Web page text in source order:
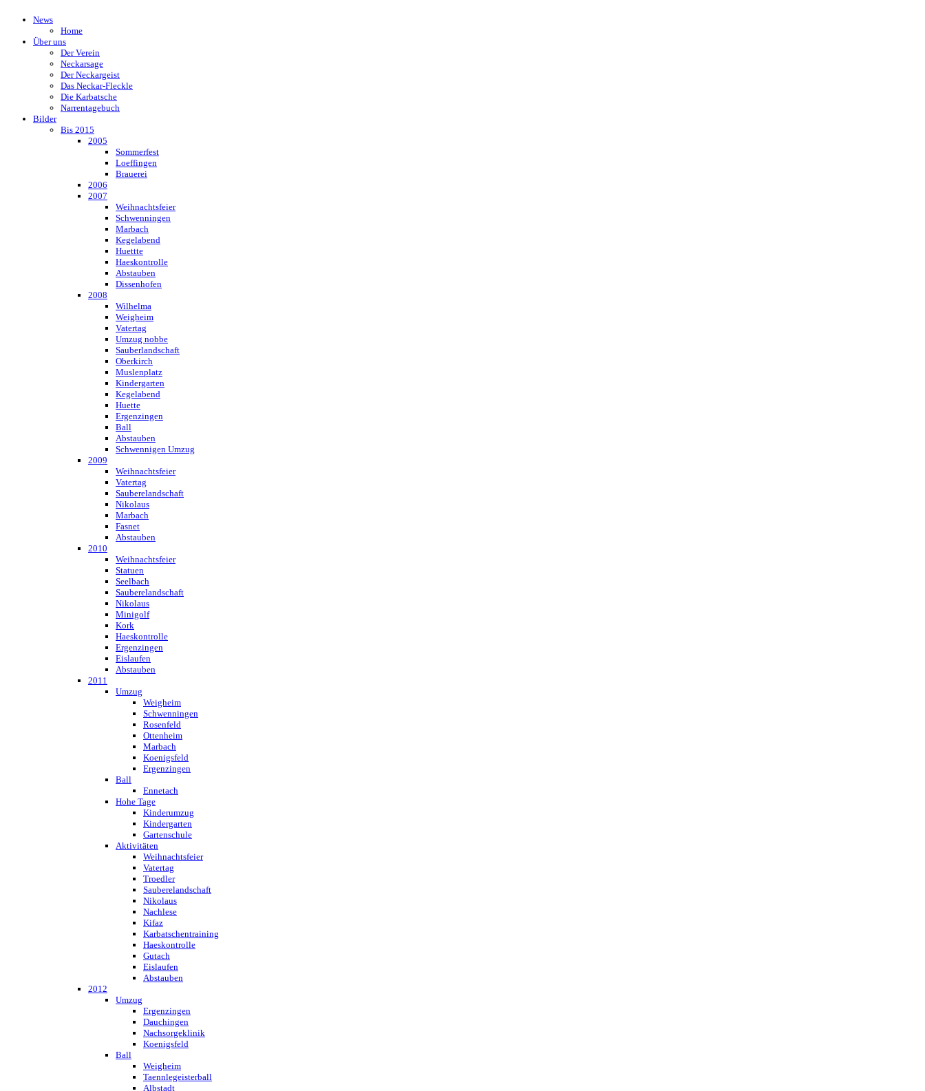
News
Home
Über uns
Der Verein
Neckarsage
Der Neckargeist
Das Neckar-Fleckle
Die Karbatsche
Narrentagebuch
Bilder
Bis 2015
2005
Sommerfest
Loeffingen
Brauerei
2006
2007
Weihnachtsfeier
Schwenningen
Marbach
Kegelabend
Huettte
Haeskontrolle
Abstauben
Dissenhofen
2008
Wilhelma
Weigheim
Vatertag
Umzug nobbe
Sauberlandschaft
Oberkirch
Muslenplatz
Kindergarten
Kegelabend
Huette
Ergenzingen
Ball
Abstauben
Schwennigen Umzug
2009
Weihnachtsfeier
Vatertag
Sauberelandschaft
Nikolaus
Marbach
Fasnet
Abstauben
2010
Weihnachtsfeier
Statuen
Seelbach
Sauberelandschaft
Nikolaus
Minigolf
Kork
Haeskontrolle
Ergenzingen
Eislaufen
Abstauben
2011
Umzug
Weigheim
Schwenningen
Rosenfeld
Ottenheim
Marbach
Koenigsfeld
Ergenzingen
Ball
Ennetach
Hohe Tage
Kinderumzug
Kindergarten
Gartenschule
Aktivitäten
Weihnachtsfeier
Vatertag
Troedler
Sauberelandschaft
Nikolaus
Nachlese
Kifaz
Karbatschentraining
Haeskontrolle
Gutach
Eislaufen
Abstauben
2012
Umzug
Ergenzingen
Dauchingen
Nachsorgeklinik
Koenigsfeld
Ball
Weigheim
Taennlegeisterball
Albstadt